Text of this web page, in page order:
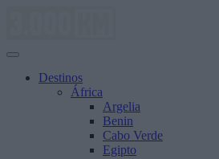
Destinos
África
Argelia
Benin
Cabo Verde
Egipto